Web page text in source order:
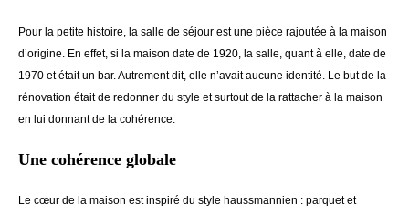
Pour la petite histoire, la salle de séjour est une pièce rajoutée à la maison
d’origine. En effet, si la maison date de 1920, la salle, quant à elle, date de
1970 et était un bar. Autrement dit, elle n’avait aucune identité. Le but de la
rénovation était de redonner du style et surtout de la rattacher à la maison
en lui donnant de la cohérence.
Une cohérence globale
Le cœur de la maison est inspiré du style haussmannien : parquet et